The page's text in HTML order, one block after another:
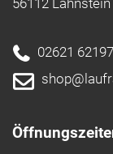
Felgenfarbe:
Herstellerdaten gem.
Deichstraße 120-122
27318 Hoya
56112
02621 62197